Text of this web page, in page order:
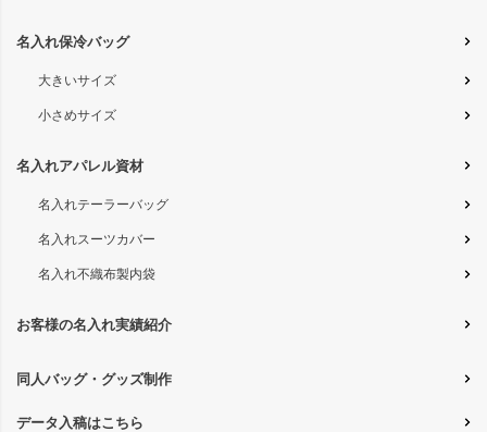
名入れ保冷バッグ
大きいサイズ
小さめサイズ
名入れアパレル資材
名入れテーラーバッグ
名入れスーツカバー
名入れ不織布製内袋
お客様の名入れ実績紹介
同人バッグ・グッズ制作
データ入稿はこちら